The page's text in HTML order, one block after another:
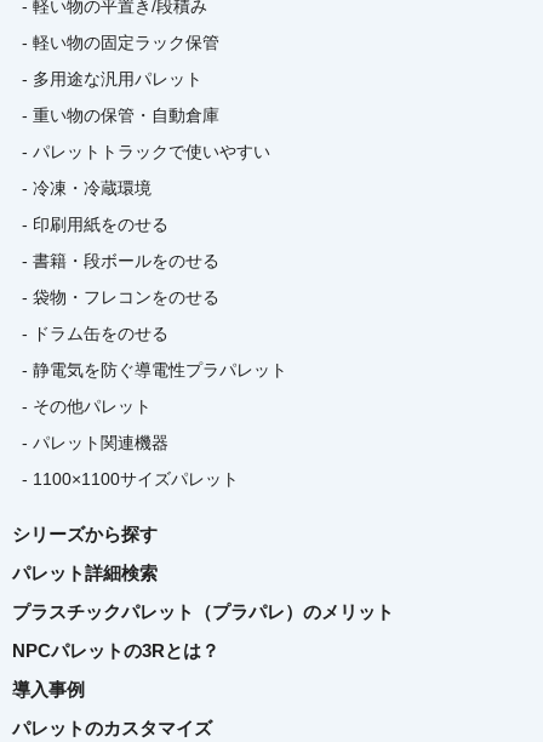
- 軽い物の平置き/段積み
- 軽い物の固定ラック保管
- 多用途な汎用パレット
- 重い物の保管・自動倉庫
- パレットトラックで使いやすい
- 冷凍・冷蔵環境
- 印刷用紙をのせる
- 書籍・段ボールをのせる
- 袋物・フレコンをのせる
- ドラム缶をのせる
- 静電気を防ぐ導電性プラパレット
- その他パレット
- パレット関連機器
- 1100×1100サイズパレット
シリーズから探す
パレット詳細検索
プラスチックパレット（プラパレ）のメリット
NPCパレットの3Rとは？
導入事例
パレットのカスタマイズ